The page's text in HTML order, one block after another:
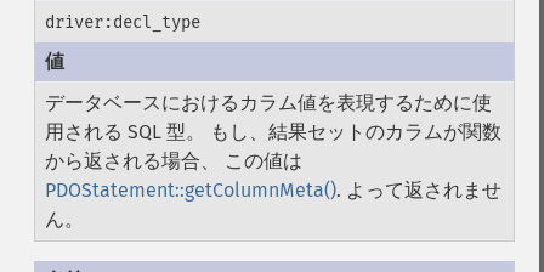
driver:decl_type
データベースにおけるカラム値を表現するために使
用される SQL 型。 もし、結果セットのカラムが関数
から返される場合、 この値は
PDOStatement::getColumnMeta(). よって返されませ
ん。